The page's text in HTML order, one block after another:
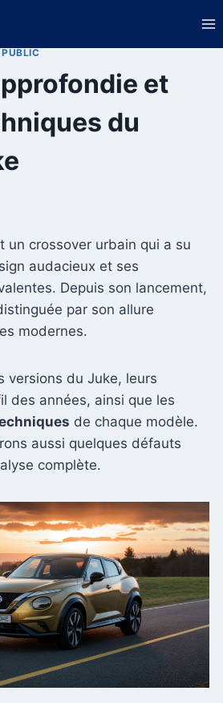
et
du
un crossover urbain qui a su
audacieux et ses
Depuis son lancement,
par son allure
modernes.
versions du Juke, leurs
des années, ainsi que les
de chaque modèle.
aussi quelques défauts
complète.